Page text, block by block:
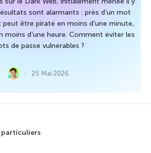
sont alarmants : près d’un mot
peut être piraté en moins d’une minute,
moins d’une heure. Comment éviter les
de passe vulnérables ?
25 Mai 2026